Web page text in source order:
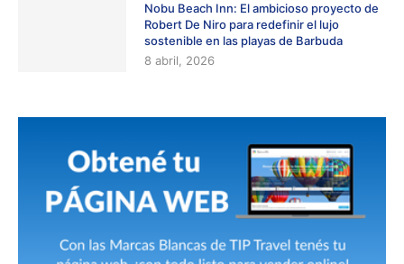
Nobu Beach Inn: El ambicioso proyecto de
Robert De Niro para redefinir el lujo
sostenible en las playas de Barbuda
8 abril, 2026